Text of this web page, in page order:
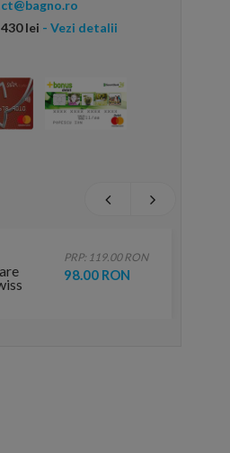
430 lei - Vezi detalii
PRP: 119.00 RON
98.00 RON